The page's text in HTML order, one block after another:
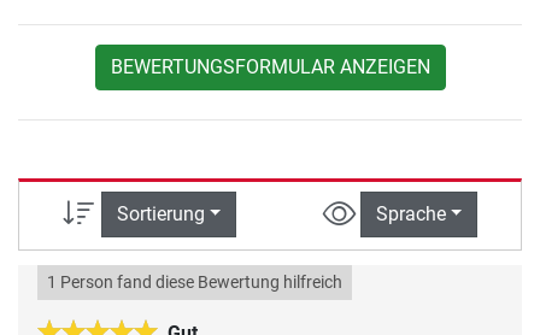
BEWERTUNGSFORMULAR ANZEIGEN
Sortierung Sprache
1 Person fand diese Bewertung hilfreich